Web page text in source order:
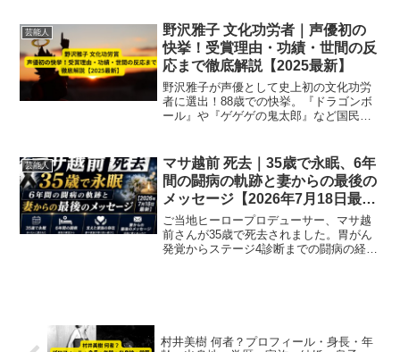
していきます。さらに、「芸能界のお父
さん」という発言の理由も解説します。
芸能人
野沢雅子 文化功労者｜声優初の
快挙！受賞理由・功績・世間の反
応まで徹底解説【2025最新】
野沢雅子が声優として史上初の文化功労
者に選出！88歳での快挙。『ドラゴンボ
ール』や『ゲゲゲの鬼太郎』など国民的
を変える2025年のニュース。
芸能人
マサ越前 死去｜35歳で永眠、6年
間の闘病の軌跡と妻からの最後の
メッセージ【2026年7月18日最
新】
ご当地ヒーロープロデューサー、マサ越
前さんが35歳で死去されました。胃がん
発覚からステージ4診断までの闘病の経緯
村井美樹 何者？プロフィール・身長・年